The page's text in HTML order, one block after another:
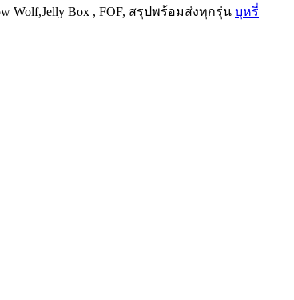
Wolf,Jelly Box , FOF, สรุปพร้อมส่งทุกรุ่น บุหรี่